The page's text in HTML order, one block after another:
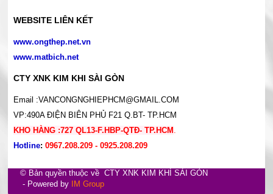
WEBSITE LIÊN KẾT
www.ongthep.net.vn
www.matbich.net
CTY XNK KIM KHI SÀI GÒN
Email :VANCONGNGHIEPHCM@GMAIL.COM
VP:490A ĐIỆN BIÊN PHỦ F21 Q.BT- TP.HCM
KHO HÀNG :727 QL13-F.HBP-QTĐ- TP.HCM .
Hotline: 0967.208.209 - 0925.208.209
© Bản quyền thuộc về CTY XNK KIM KHÍ SÀI GÒN
- Powered by
IM Group